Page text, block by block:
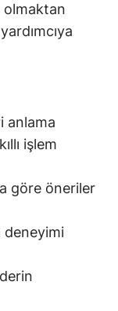
olmaktan
anlama
işlem
göre öneriler
deneyimi